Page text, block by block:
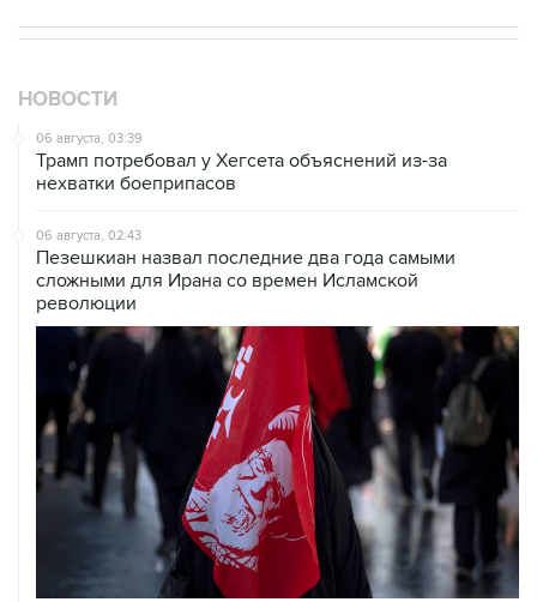
НОВОСТИ
06 августа, 03:39
Трамп потребовал у Хегсета объяснений из-за
нехватки боеприпасов
06 августа, 02:43
Пезешкиан назвал последние два года самыми
сложными для Ирана со времен Исламской
революции